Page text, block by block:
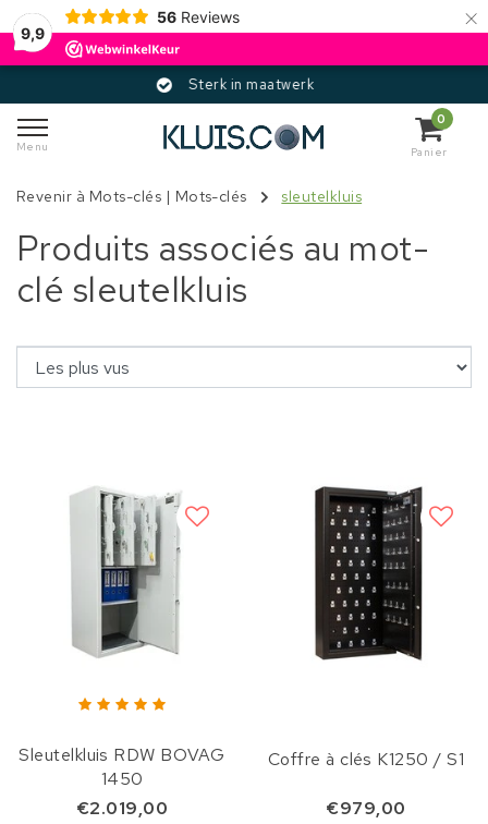
9,9
56 Reviews ×
Menu
0
Panier
Revenir à Mots-clés | Mots-clés sleutelkluis
Produits associés au mot-
clé sleutelkluis
Sleutelkluis RDW BOVAG
1450
€2.019,00
Coffre à clés K1250 / S1
€979,00